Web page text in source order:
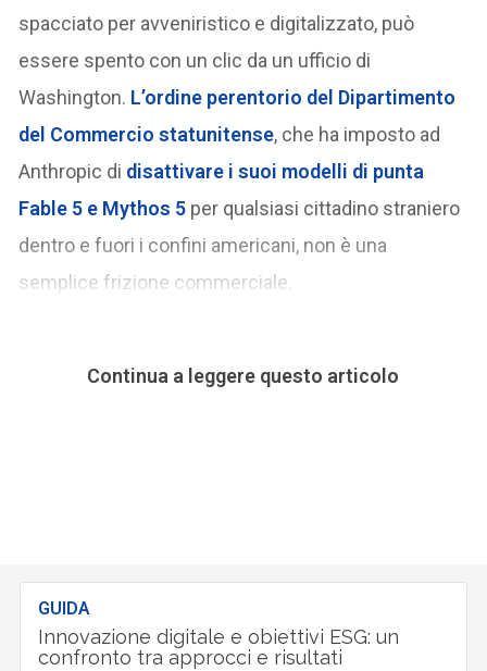
spacciato per avveniristico e digitalizzato, può
essere spento con un clic da un ufficio di
Washington. L’ordine perentorio del Dipartimento
del Commercio statunitense, che ha imposto ad
Anthropic di disattivare i suoi modelli di punta
Fable 5 e Mythos 5 per qualsiasi cittadino straniero
dentro e fuori i confini americani, non è una
semplice frizione commerciale.
Continua a leggere questo articolo
GUIDA
Innovazione digitale e obiettivi ESG: un
confronto tra approcci e risultati